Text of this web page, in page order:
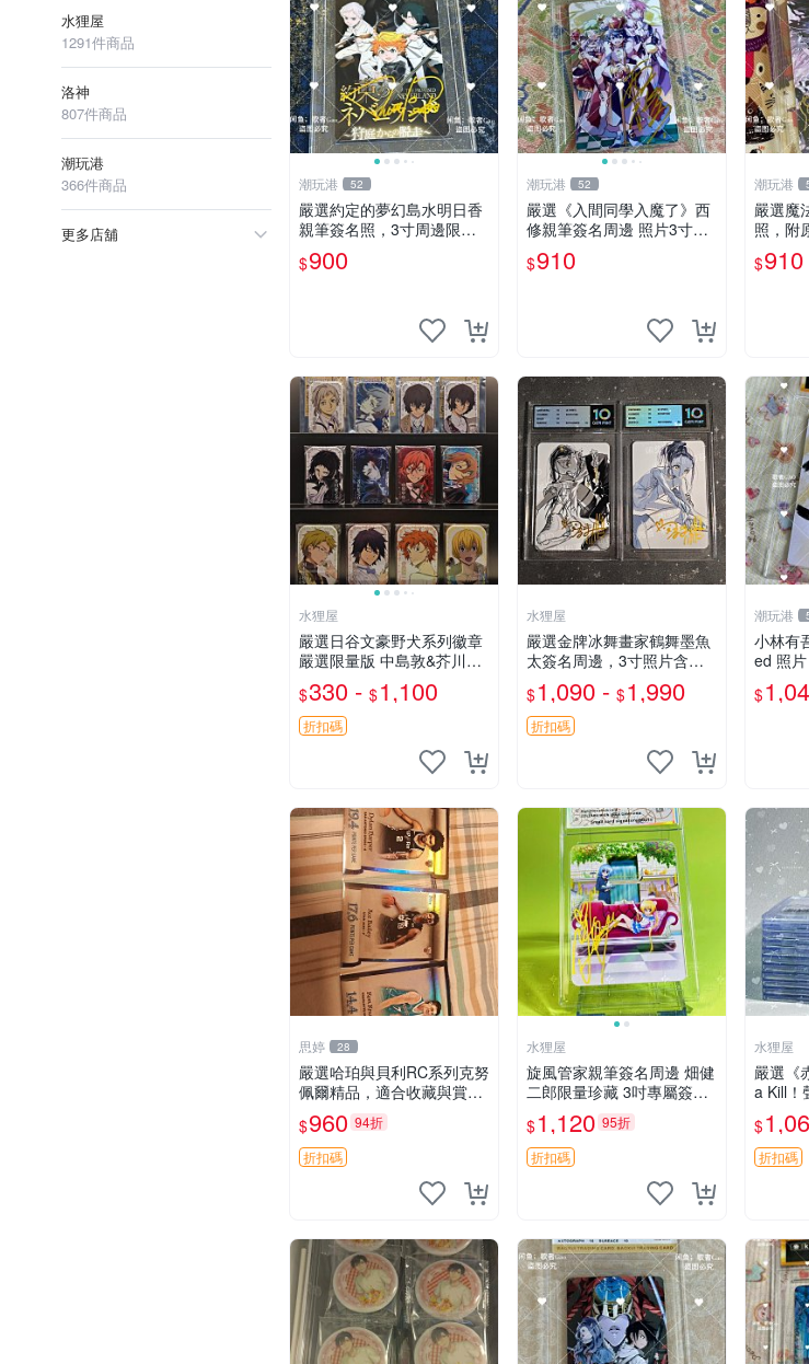
水狸屋
1291件商品
洛神
807件商品
潮玩港
366件商品
更多店舖
潮玩港 52
嚴選約定的夢幻島水明日香
親筆簽名照，3寸周邊限量
珍藏 紙質佳 附卡磚 約定的
夢幻島 筆記本 名人照
$900
潮玩港 52
嚴選《入間同學入魔了》西
修親筆簽名周邊 照片3寸全
新含卡磚 收藏推薦 鏡像照
片 周邊收藏
$910
潮玩港
嚴選魔
照，附
簽紀
督親筆
$910
水狸屋
嚴選日谷文豪野犬系列徽章
嚴選限量版 中島敦&芥川龍
之介&太宰治&中原中也&國
木田獨步&江戶川亂步&谷崎
潤一郎&宮澤賢治官方正品
標芥川中島太宰原
$330 - $1,100
折扣碼
水狸屋
嚴選金牌冰舞畫家鶴舞墨魚
太簽名周邊，3寸照片含原
裝卡磚。收藏自用，面簽確
保證實。 冰舞 簽名 周邊
$1,090 - $1,990
折扣碼
潮玩港
小林有
ed 照
之蘆
裱 青之
$
思婷 28
嚴選哈珀與貝利RC系列克努
佩爾精品，適合收藏與賞玩
RC 玩具 陶瓷
$960 94折
折扣碼
水狸屋
旋風管家親筆簽名周邊 畑健
二郎限量珍藏 3吋專屬簽名
照 日本正版中古 正規卡磚
附送 旋風管家 畑健二郎 簽
名照
$1,120 95折
折扣碼
水狸屋
嚴選《
a Kill！
邊，3
古 赤紅
明坂聰
$
折扣碼